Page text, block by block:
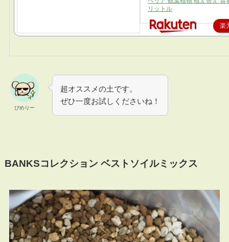
リットル
楽
ぴめりー
超オススメの土です。
ぜひ一度お試しくださいね！
BANKSコレクション ベストソイルミックス